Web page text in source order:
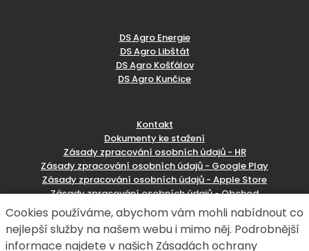
DS Agro Energie
DS Agro Libštát
DS Agro Košťálov
DS Agro Kunčice
Kontakt
Dokumenty ke stažení
Zásady zpracování osobních údajů - HR
Zásady zpracování osobních údajů - Google Play
Zásady zpracování osobních údajů - Apple Store
Zásady zpracování osobních údajů - Obchod
Reklamační formulář
Cookies používáme, abychom vám mohli nabídnout co
nejlepší služby na našem webu i mimo něj. Podrobnější
informace najdete v našich Zásadách ochrany